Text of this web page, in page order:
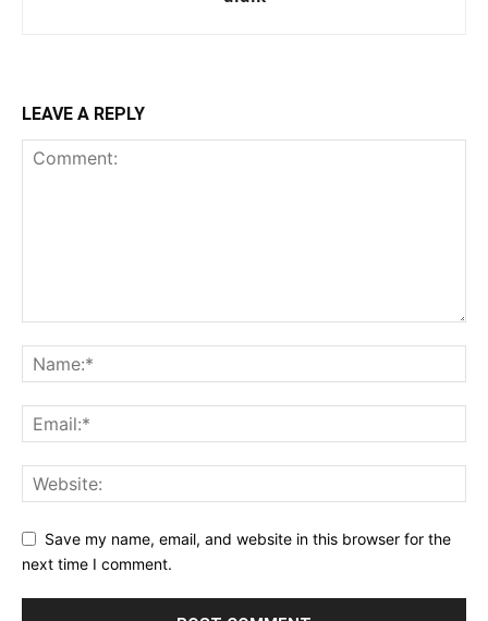
LEAVE A REPLY
Save my name, email, and website in this browser for the
next time I comment.